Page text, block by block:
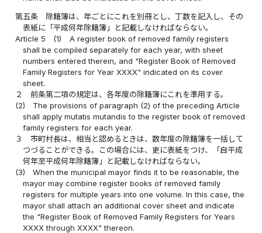
第五条
除籍簿は、年ごとにこれを別冊とし、丁数を記入し、その
表紙に「平成何年除籍簿」と記載しなければならない。
Article 5
(1)
A register book of removed family registers
shall be compiled separately for each year, with sheet
numbers entered therein, and "Register Book of Removed
Family Registers for Year XXXX" indicated on its cover
sheet.
２
前条第二項の規定は、各年度の除籍簿にこれを準用する。
(2)
The provisions of paragraph (2) of the preceding Article
shall apply mutatis mutandis to the register book of removed
family registers for each year.
３
市町村長は、相当と認めるときは、数年度の除籍簿を一括して
つづることができる。この場合には、更に表紙をつけ、「自平成
何年至平成何年除籍簿」と記載しなければならない。
(3)
When the municipal mayor finds it to be reasonable, the
mayor may combine register books of removed family
registers for multiple years into one volume. In this case, the
mayor shall attach an additional cover sheet and indicate
the "Register Book of Removed Family Registers for Years
XXXX through XXXX" thereon.